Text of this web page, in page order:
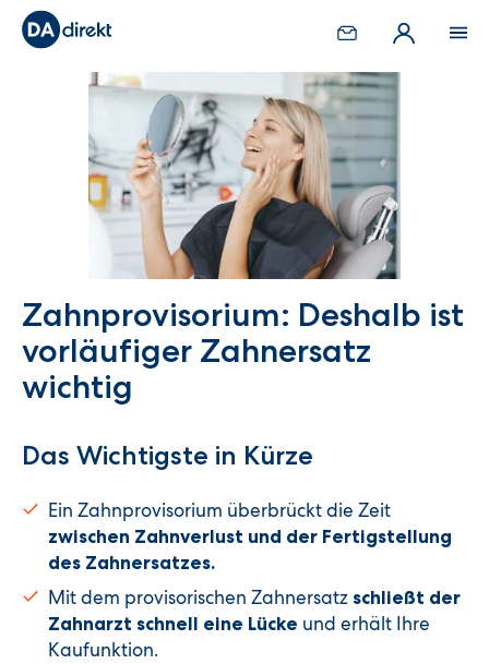
Zahnprovisorium: Deshalb ist
vorläufiger Zahnersatz
wichtig
Das Wichtigste in Kürze
Ein Zahnprovisorium überbrückt die Zeit
zwischen Zahnverlust und der Fertigstellung
des Zahnersatzes.
Mit dem provisorischen Zahnersatz schließt der
Zahnarzt schnell eine Lücke und erhält Ihre
Kaufunktion.